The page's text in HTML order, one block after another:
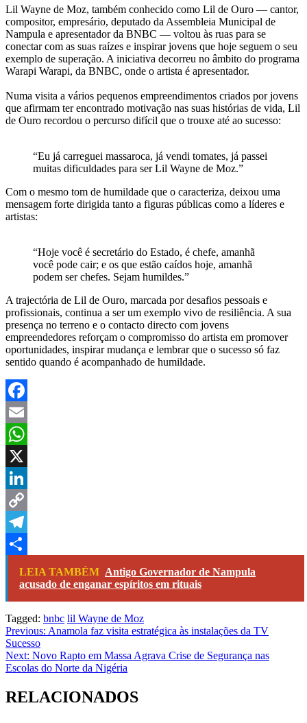
Lil Wayne de Moz, também conhecido como Lil de Ouro — cantor,
compositor, empresário, deputado da Assembleia Municipal de
Nampula e apresentador da BNBC — voltou às ruas para se
conectar com as suas raízes e inspirar jovens que hoje seguem o seu
exemplo de superação. A iniciativa decorreu no âmbito do programa
Warapi Warapi, da BNBC, onde o artista é apresentador.
Numa visita a vários pequenos empreendimentos criados por jovens
que afirmam ter encontrado motivação nas suas histórias de vida, Lil
de Ouro recordou o percurso difícil que o trouxe até ao sucesso:
“Eu já carreguei massaroca, já vendi tomates, já passei
muitas dificuldades para ser Lil Wayne de Moz.”
Com o mesmo tom de humildade que o caracteriza, deixou uma
mensagem forte dirigida tanto a figuras públicas como a líderes e
artistas:
“Hoje você é secretário do Estado, é chefe, amanhã
você pode cair; e os que estão caídos hoje, amanhã
podem ser chefes. Sejam humildes.”
A trajectória de Lil de Ouro, marcada por desafios pessoais e
profissionais, continua a ser um exemplo vivo de resiliência. A sua
presença no terreno e o contacto directo com jovens
empreendedores reforçam o compromisso do artista em promover
oportunidades, inspirar mudança e lembrar que o sucesso só faz
sentido quando é acompanhado de humildade.
Facebook
Email
WhatsApp
X
LinkedIn
Copy
Link
Telegram
Share
LEIA TAMBÉM Antigo Governador de Nampula
acusado de enganar espíritos em rituais
Tagged: bnbc lil Wayne de Moz
Navegação
de
artigos
Previous: Anamola faz visita estratégica às instalações da TV
Sucesso
Next: Novo Rapto em Massa Agrava Crise de Segurança nas
Escolas do Norte da Nigéria
RELACIONADOS